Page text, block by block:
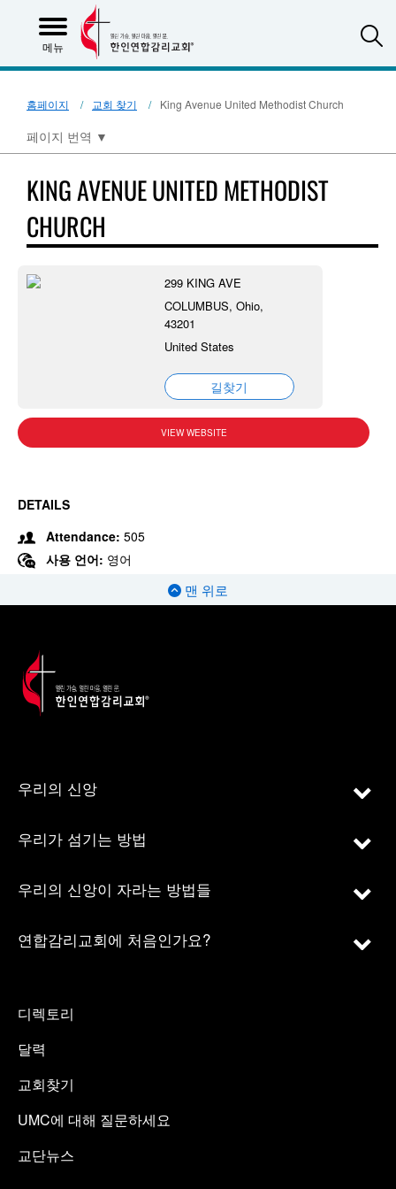
메뉴
홈페이지 교회 찾기 King Avenue United Methodist Church
페이지 번역 ▼
KING AVENUE UNITED METHODIST
CHURCH
299 KING AVE
COLUMBUS, Ohio,
43201
United States
길찾기
VIEW WEBSITE
DETAILS
Attendance: 505
사용 언어: 영어
맨 위로
우리의 신앙
우리가 섬기는 방법
우리의 신앙이 자라는 방법들
연합감리교회에 처음인가요?
디렉토리
달력
교회찾기
UMC에 대해 질문하세요
교단뉴스